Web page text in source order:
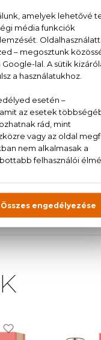
krémes
az
hivatásukat és
teljesedik ki